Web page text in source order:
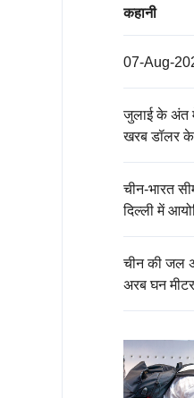
कहानी
07-Aug-
जुलाई के अंत
खरब डॉलर के
चीन-भारत
दिल्ली में
चीन की जल
अरब घन